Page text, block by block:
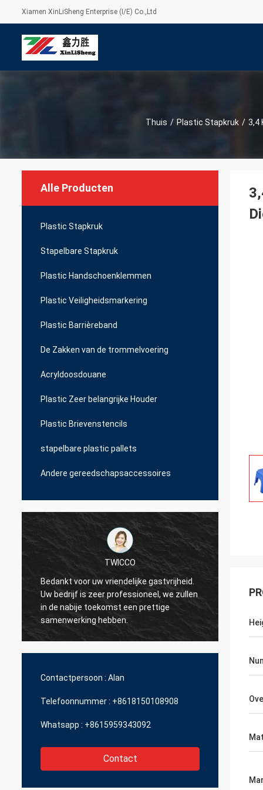
Xiamen XinLiSheng Enterprise (I/E) Co.,Ltd
Thuis / Plastic Stapkruk / 3,4
Alle Producten
Plastic Stapkruk
Stapelbare Stapkruk
Plastic Handschoenklemmen
Plastic Veiligheidsmarkering
Plastic Barrièreband
De Zakken van de trommelvoering
Acryldoosdouane
Plastic Zeer belangrijke Houder
Plastic Brievenstencils
stapelbare plastic pallets
Andere gereedschapsaccessoires
TWICCO
Bedankt voor uw vriendelijke gastvrijheid.
Uw bedrijf is zeer professioneel, we zullen
in de nabije toekomst een prettige
samenwerking hebben.
Contactpersoon : Alan
Telefoonnummer : +8618150108908
Whatsapp : +8615959343092
Contact